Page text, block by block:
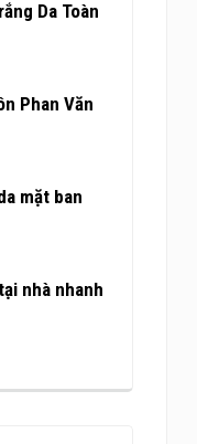
Da Toàn
Phan Văn
mặt ban
nhà nhanh